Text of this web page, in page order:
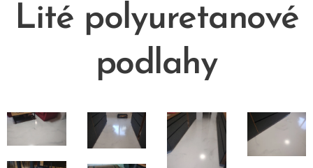
Lité polyuretanové
podlahy